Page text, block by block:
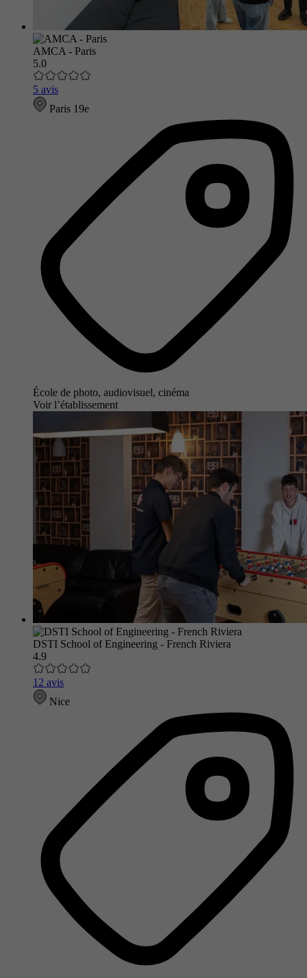
AMCA - Paris
5.0
5 avis
Paris 19e
École de photo, audiovisuel, cinéma
Voir l’établissement
DSTI School of Engineering - French Riviera
4.9
12 avis
Nice